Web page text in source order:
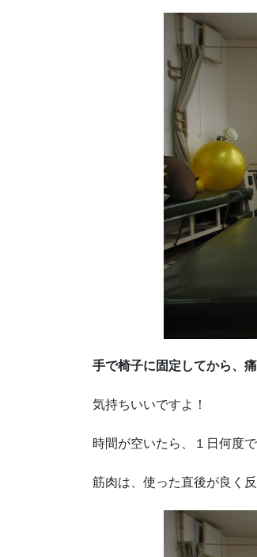
手で椅子に固定してから、
気持ちいいですよ！
時間が空いたら、１日何度
筋肉は、使った直後が良く